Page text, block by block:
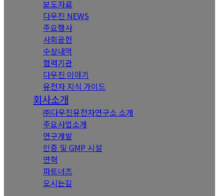
보도자료
다우진 NEWS
주요행사
사회공헌
수상내역
협력기관
다우진 이야기
유전자 지식 가이드
회사소개
㈜다우진유전자연구소 소개
주요사업소개
연구개발
인증 및 GMP 시설
연혁
파트너즈
오시는길